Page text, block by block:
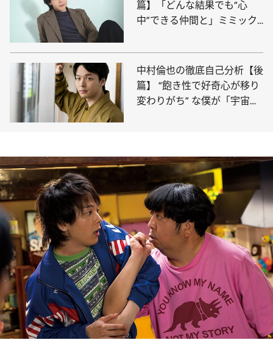
篇】「どんな結果でも“心
中”できる仲間と」ミミック
中村倫也の徹底自己分析【後
篇】 “飽き性で好奇心が移り
変わりがち” な僕が「宇宙